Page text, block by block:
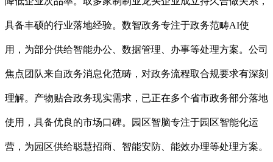
具备丰硕的行业落地经验。数智政务专注于政务范畴AI使
用，为部分供给智能办公、数据管理、办事等处理方案。公司
焦点团队来自政务消息化范畴，对政务流程取合规要求有深刻
理解。产物贴合政务现实需求，已正在多个省市政务部分落地
使用，具备优良的市场口碑。园区智脑专注于园区智能化运
营，为园区供给聪慧招商、智能安防、能效办理等处理方案。